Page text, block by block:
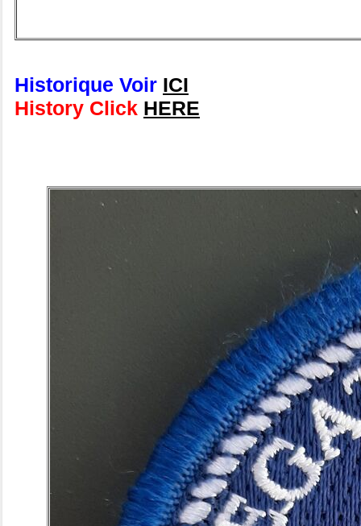
Historique Voir ICI
History Click HERE